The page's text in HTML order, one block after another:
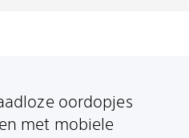
oordopjes
met mobiele